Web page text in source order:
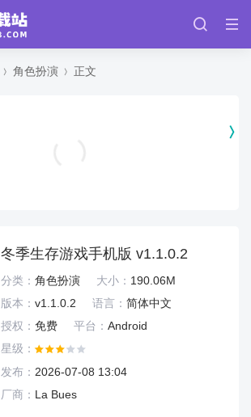
角色扮演 正文
冬季生存游戏手机版 v1.1.0.2
分类： 角色扮演 大小： 190.06M
版本： v1.1.0.2 语言： 简体中文
授权： 免费 平台： Android
星级：
发布： 2026-07-08 13:04
厂商： La Bues